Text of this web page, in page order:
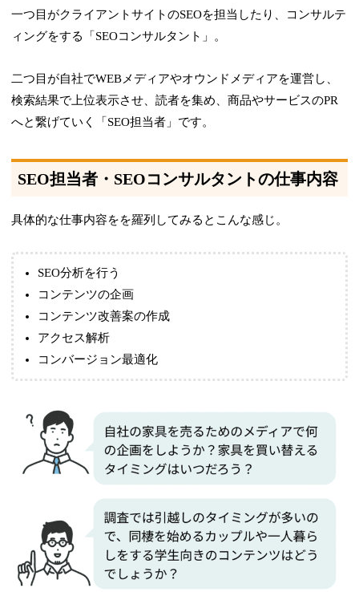
一つ目がクライアントサイトのSEOを担当したり、コンサルテ
ィングをする「SEOコンサルタント」。
二つ目が自社でWEBメディアやオウンドメディアを運営し、
検索結果で上位表示させ、読者を集め、商品やサービスのPR
へと繋げていく「SEO担当者」です。
SEO担当者・SEOコンサルタントの仕事内容
具体的な仕事内容をを羅列してみるとこんな感じ。
SEO分析を行う
コンテンツの企画
コンテンツ改善案の作成
アクセス解析
コンバージョン最適化